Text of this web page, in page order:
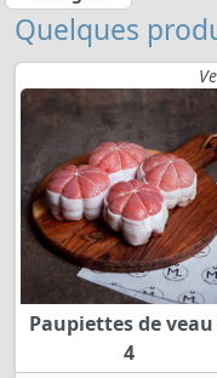
Quelques
Paupiettes de veau
4